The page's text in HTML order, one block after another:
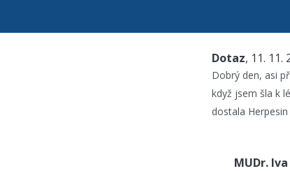
Dotaz, 11. 11.
Dobrý den, asi
když jsem šla k
dostala
MUDr.